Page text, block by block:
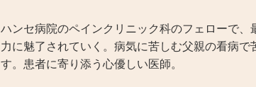
ハンセ病院のペインクリニック科のフェローで
力に魅了されていく。病気に苦しむ父親の看病
す。患者に寄り添う心優しい医師。